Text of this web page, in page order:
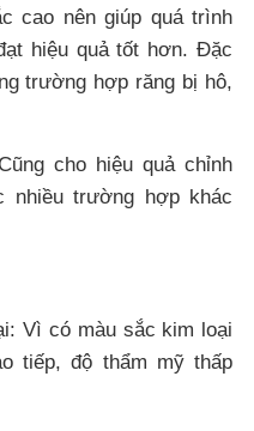
cao nên giúp quá trình
hiệu quả tốt hơn. Đặc
trường hợp răng bị hô,
cho hiệu quả chỉnh
nhiều trường hợp khác
Vì có màu sắc kim loại
tiếp, độ thẩm mỹ thấp